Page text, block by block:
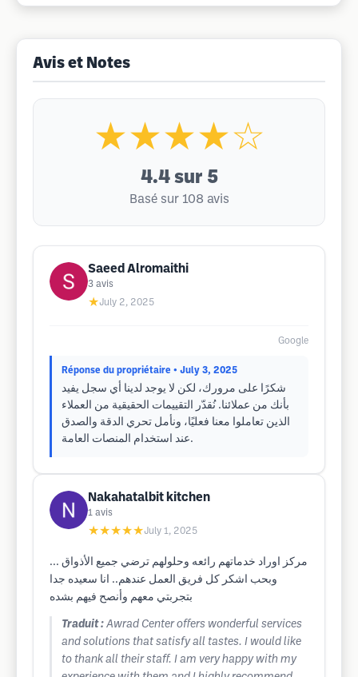
Avis et Notes
★★★★☆
4.4 sur 5
Basé sur 108 avis
Saeed Alromaithi
3 avis
★July 2, 2025
Google
Réponse du propriétaire • July 3, 2025
شكرًا على مرورك، لكن لا يوجد لدينا أي سجل يفيد
بأنك من عملائنا. نُقدّر التقييمات الحقيقية من العملاء
الذين تعاملوا معنا فعليًا، ونأمل تحري الدقة والصدق
عند استخدام المنصات العامة.
Nakahatalbit kitchen
1 avis
★★★★★July 1, 2025
مركز اوراد خدماتهم رائعه وحلولهم ترضي جميع الأذواق ...
وبحب اشكر كل فريق العمل عندهم.. انا سعيده جدا
بتجربتي معهم وأنصح فيهم بشده
Traduit : Awrad Center offers wonderful services
and solutions that satisfy all tastes. I would like
to thank all their staff. I am very happy with my